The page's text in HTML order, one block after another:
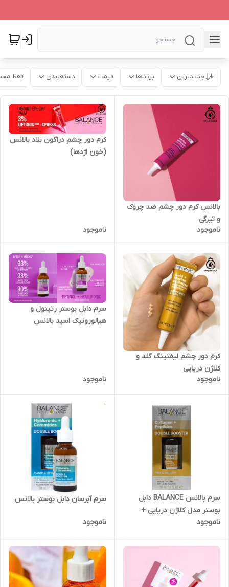
جدیدترین برندها قیمت دسته‌بندی فقط
بالانس کرم دور چشم ضد چروک
و تیرگی
ناموجود
کرم دور چشم دراگون بلاد بالانس
(خون اژدها)
ناموجود
کرم دور چشم لیفتینگ گلد و
کلاژن دریایی
ناموجود
سرم دابل بوستر رتینول و
هیالورونیک اسید بالانس
ناموجود
سرم بالانس BALANCE دابل
بوستر مدل کلاژن دریایی +
جوانساز و ضد چروک، لیفت قوی
پوست
ناموجود
سرم آبرسان دابل بوستر بالانس
ناموجود